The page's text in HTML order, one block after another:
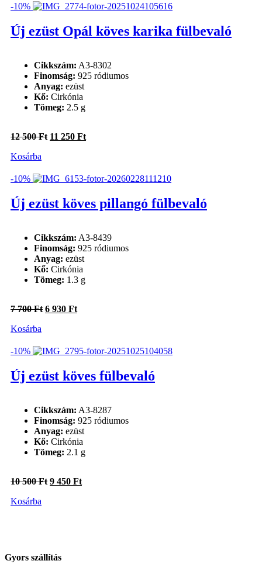
100 Ft. 390 Ft.
-10%
Új ezüst Opál köves karika fülbevaló
Cikkszám: A3-8302
Finomság: 925 ródiumos
Anyag: ezüst
Kő: Cirkónia
Tömeg: 2.5 g
12 500Ft Original
500 Ft.
11 250 FtCurrent
250 Ft.
Kosárba
-10%
Új ezüst köves pillangó fülbevaló
Cikkszám: A3-8439
Finomság: 925 ródiumos
Anyag: ezüst
Kő: Cirkónia
Tömeg: 1.3 g
7 700Ft Original
700 Ft.
6 930 FtCurrent
930 Ft.
Kosárba
-10%
Új ezüst köves fülbevaló
Cikkszám: A3-8287
Finomság: 925 ródiumos
Anyag: ezüst
Kő: Cirkónia
Tömeg: 2.1 g
10 500Ft Original
9 450 FtCurrent
Kosárba
Gyors szállítás